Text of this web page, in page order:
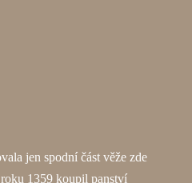
jen spodní část věže zde
1359 koupil panství